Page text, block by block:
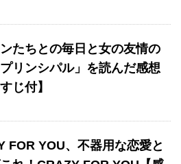
たちとの毎日と女の友情の
リンシパル」を読んだ感想
じ付】
FOR YOU、不器用な恋愛と